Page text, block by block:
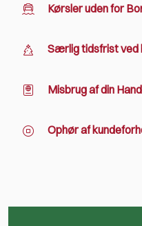
Kørsler uden for
Særlig tidsfrist ved
Misbrug af din
Ophør af